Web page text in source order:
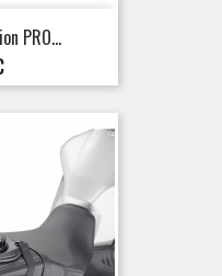
PRO...